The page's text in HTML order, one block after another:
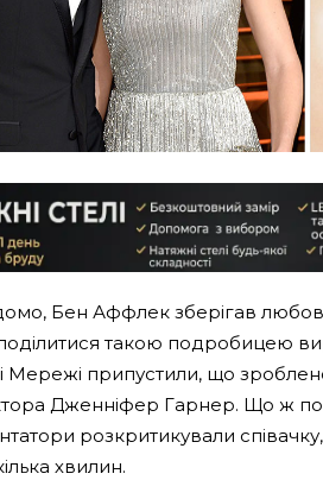
Бен Аффлек зберігав
такою подробицею
Мережі припустили, що
Дженніфер Гарнер. Що ж
розкритикували
хвилин.